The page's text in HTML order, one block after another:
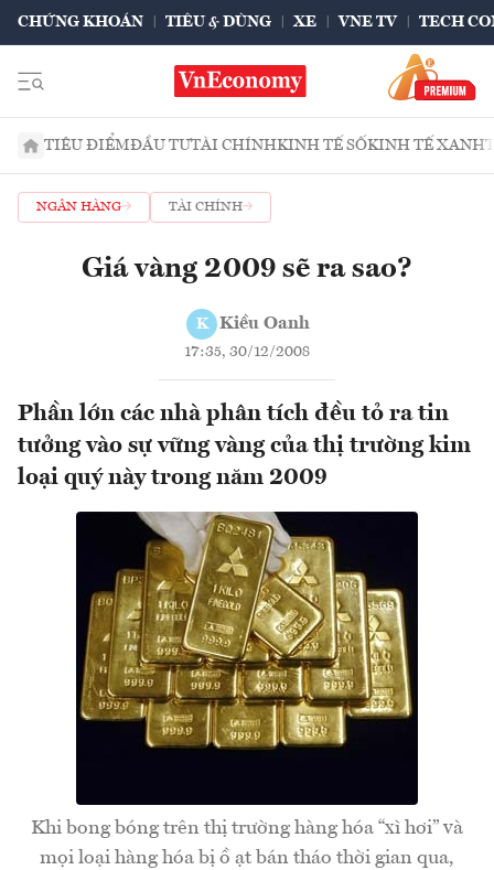
CHỨNG KHOÁN TIÊU & DÙNG XE VNE TV TECH
TIÊU ĐIỂMĐẦU TƯTÀI CHÍNHKINH TẾ SỐKINH TẾ XANH
NGÂN HÀNG TÀI CHÍNH
Giá vàng 2009 sẽ ra sao?
K Kiều Oanh
17:35, 30/12/2008
Phần lớn các nhà phân tích đều tỏ ra tin
tưởng vào sự vững vàng của thị trường kim
loại quý này trong năm 2009
Khi bong bóng trên thị trường hàng hóa “xì hơi” và
mọi loại hàng hóa bị ồ ạt bán tháo thời gian qua,